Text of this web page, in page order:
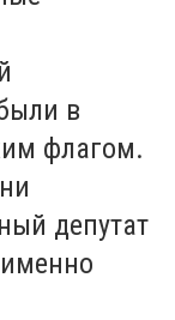
в
флагом.
депутат